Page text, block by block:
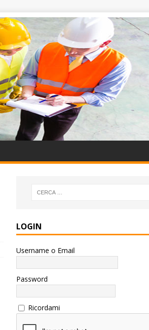
LOGIN
Username o Email
Password
Ricordami